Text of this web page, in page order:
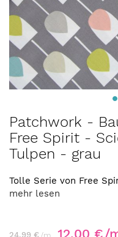
Anfang
der
Bildergalerie
springen
Patchwork -
Free Spirit -
Tulpen - grau
Tolle Serie von Free
mehr lesen
24,99 € 12,00 €/